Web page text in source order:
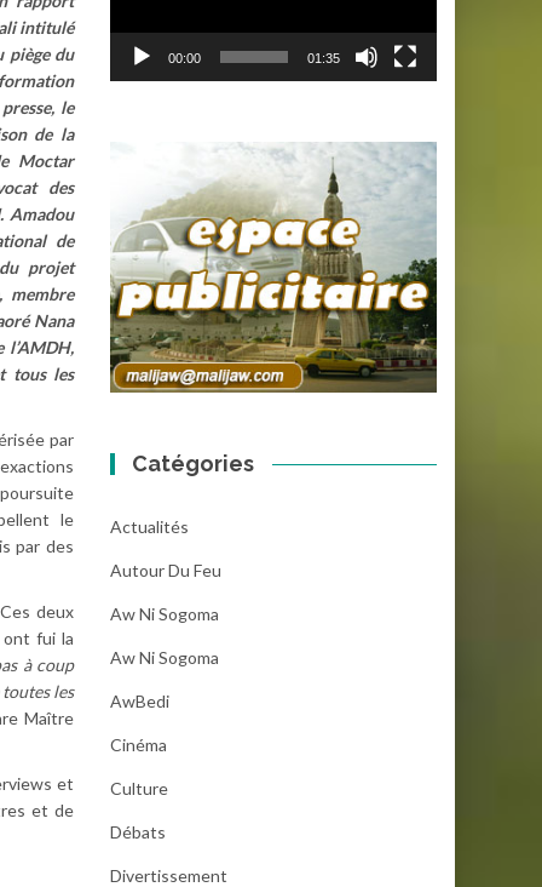
intitulé
piège du
le
de la
Moctar
des
Amadou
de
projet
membre
Nana
l’AMDH,
tous les
par
le
par des
deux
ont fui la
à coup
les
Maître
et
et de
00:00 01:35
Catégories
Actualités
Autour Du Feu
Aw Ni Sogoma
Aw Ni Sogoma
AwBedi
Cinéma
Culture
Débats
Divertissement